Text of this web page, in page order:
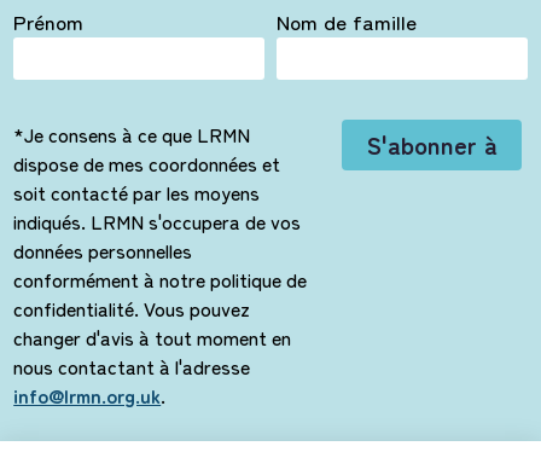
Prénom Nom de famille
*Je consens à ce que LRMN
dispose de mes coordonnées et
soit contacté par les moyens
indiqués. LRMN s'occupera de vos
données personnelles
conformément à notre politique de
confidentialité. Vous pouvez
changer d'avis à tout moment en
nous contactant à l'adresse
info@lrmn.org.uk.